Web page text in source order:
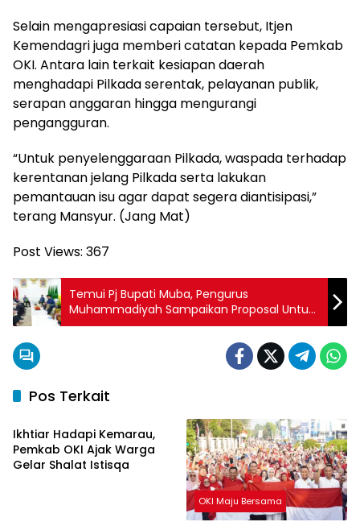
Selain mengapresiasi capaian tersebut, Itjen
Kemendagri juga memberi catatan kepada Pemkab
OKI. Antara lain terkait kesiapan daerah
menghadapi Pilkada serentak, pelayanan publik,
serapan anggaran hingga mengurangi
pengangguran.
“Untuk penyelenggaraan Pilkada, waspada terhadap
kerentanan jelang Pilkada serta lakukan
pemantauan isu agar dapat segera diantisipasi,”
terang Mansyur. (Jang Mat)
Post Views: 367
Temui Pj Bupati Muba, Pengurus
Muhammadiyah Sampaikan Proposal Untuk
Kegiatan Selama 2025
Pos Terkait
OKI Maju Bersama
Ikhtiar Hadapi Kemarau,
Pemkab OKI Ajak Warga
Gelar Shalat Istisqa
OKI Maju Bersama